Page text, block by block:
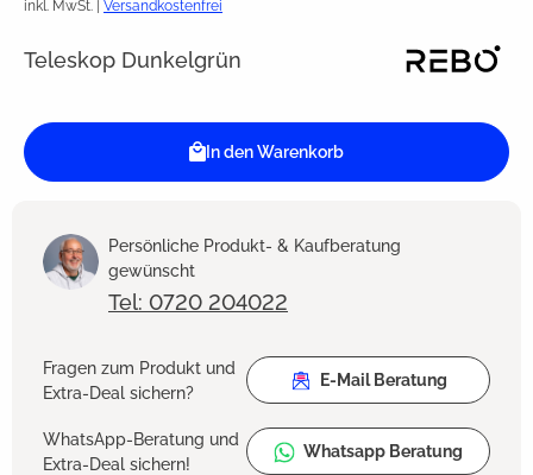
inkl. MwSt. | Versandkostenfrei
Teleskop Dunkelgrün
In den Warenkorb
Persönliche Produkt- & Kaufberatung
gewünscht
Tel: 0720 204022
Fragen zum Produkt und
Extra-Deal sichern?
E-Mail Beratung
WhatsApp-Beratung und
Extra-Deal sichern!
Whatsapp Beratung